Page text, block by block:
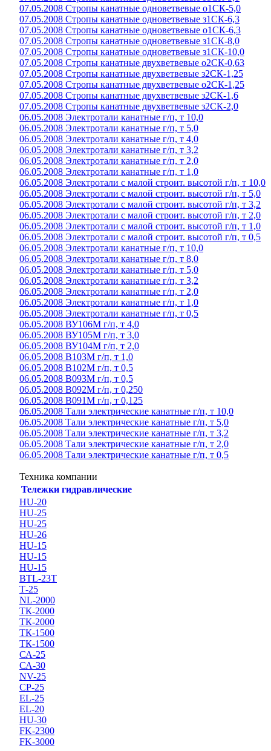
07.05.2008 Стропы канатные одноветвевые о1СК-5,0
07.05.2008 Стропы канатные одноветвевые з1СК-6,3
07.05.2008 Стропы канатные одноветвевые о1СК-6,3
07.05.2008 Стропы канатные одноветвевые з1СК-8,0
07.05.2008 Стропы канатные одноветвевые з1СК-10,0
07.05.2008 Стропы канатные двухветвевые о2СК-0,63
07.05.2008 Стропы канатные двухветвевые з2СК-1,25
07.05.2008 Стропы канатные двухветвевые о2СК-1,25
07.05.2008 Стропы канатные двухветвевые з2СК-1,6
07.05.2008 Стропы канатные двухветвевые з2СК-2,0
06.05.2008 Электротали канатные г/п, т 10,0
06.05.2008 Электротали канатные г/п, т 5,0
06.05.2008 Электротали канатные г/п, т 4,0
06.05.2008 Электротали канатные г/п, т 3,2
06.05.2008 Электротали канатные г/п, т 2,0
06.05.2008 Электротали канатные г/п, т 1,0
06.05.2008 Электротали с малой строит. высотой г/п, т 10,0
06.05.2008 Электротали с малой строит. высотой г/п, т 5,0
06.05.2008 Электротали с малой строит. высотой г/п, т 3,2
06.05.2008 Электротали с малой строит. высотой г/п, т 2,0
06.05.2008 Электротали с малой строит. высотой г/п, т 1,0
06.05.2008 Электротали с малой строит. высотой г/п, т 0,5
06.05.2008 Электротали канатные г/п, т 10,0
06.05.2008 Электротали канатные г/п, т 8,0
06.05.2008 Электротали канатные г/п, т 5,0
06.05.2008 Электротали канатные г/п, т 3,2
06.05.2008 Электротали канатные г/п, т 2,0
06.05.2008 Электротали канатные г/п, т 1,0
06.05.2008 Электротали канатные г/п, т 0,5
06.05.2008 ВУ106М г/п, т 4,0
06.05.2008 ВУ105М г/п, т 3,0
06.05.2008 ВУ104М г/п, т 2,0
06.05.2008 В103М г/п, т 1,0
06.05.2008 В102М г/п, т 0,5
06.05.2008 В093М г/п, т 0,5
06.05.2008 В092М г/п, т 0,250
06.05.2008 В091М г/п, т 0,125
06.05.2008 Тали электрические канатные г/п, т 10,0
06.05.2008 Тали электрические канатные г/п, т 5,0
06.05.2008 Тали электрические канатные г/п, т 3,2
06.05.2008 Тали электрические канатные г/п, т 2,0
06.05.2008 Тали электрические канатные г/п, т 0,5
Техника компании
Тележки гидравлические
HU-20
HU-25
HU-25
HU-26
HU-15
HU-15
HU-15
BTL-23T
Т-25
NL-2000
ТК-2000
ТК-2000
ТК-1500
ТК-1500
СА-25
СА-30
NV-25
CP-25
EL-25
EL-20
HU-30
FK-2300
FK-3000